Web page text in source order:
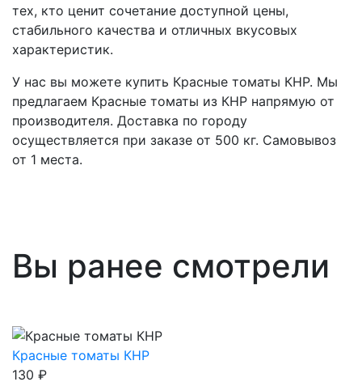
тех, кто ценит сочетание доступной цены,
стабильного качества и отличных вкусовых
характеристик.
У нас вы можете купить Красные томаты КНР. Мы
предлагаем Красные томаты из КНР напрямую от
производителя. Доставка по городу
осуществляется при заказе от 500 кг. Самовывоз
от 1 места.
Вы ранее смотрели
Красные томаты КНР
130 ₽